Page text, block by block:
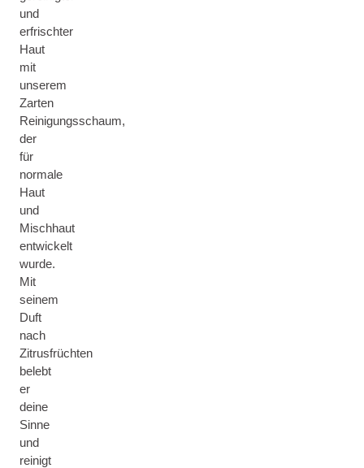
und
erfrischter
Haut
mit
unserem
Zarten
Reinigungsschaum,
der
für
normale
Haut
und
Mischhaut
entwickelt
wurde.
Mit
seinem
Duft
nach
Zitrusfrüchten
belebt
er
deine
Sinne
und
reinigt